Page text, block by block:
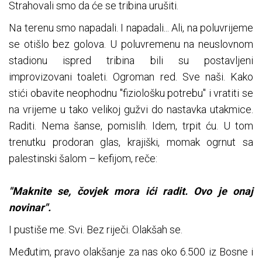
Strahovali smo da će se tribina urušiti.
Na terenu smo napadali. I napadali... Ali, na poluvrijeme
se otišlo bez golova. U poluvremenu na neuslovnom
stadionu ispred tribina bili su postavljeni
improvizovani toaleti. Ogroman red. Sve naši. Kako
stići obavite neophodnu "fiziološku potrebu" i vratiti se
na vrijeme u tako velikoj gužvi do nastavka utakmice.
Raditi. Nema šanse, pomislih. Idem, trpit ću. U tom
trenutku prodoran glas, krajiški, momak ogrnut sa
palestinski šalom – kefijom, reče:
"Maknite se, čovjek mora ići radit. Ovo je onaj
novinar".
I pustiše me. Svi. Bez riječi. Olakšah se.
Međutim, pravo olakšanje za nas oko 6.500 iz Bosne i